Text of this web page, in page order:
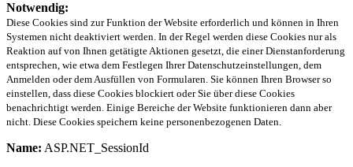
Notwendig:
Diese Cookies sind zur Funktion der Website erforderlich und können in Ihren
Systemen nicht deaktiviert werden. In der Regel werden diese Cookies nur als
Reaktion auf von Ihnen getätigte Aktionen gesetzt, die einer Dienstanforderung
entsprechen, wie etwa dem Festlegen Ihrer Datenschutzeinstellungen, dem
Anmelden oder dem Ausfüllen von Formularen. Sie können Ihren Browser so
einstellen, dass diese Cookies blockiert oder Sie über diese Cookies
benachrichtigt werden. Einige Bereiche der Website funktionieren dann aber
nicht. Diese Cookies speichern keine personenbezogenen Daten.
Name: ASP.NET_SessionId